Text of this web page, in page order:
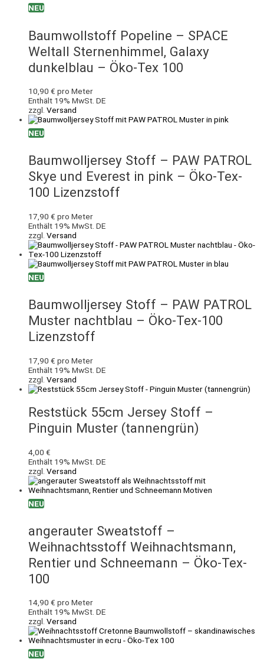
NEU
Baumwollstoff Popeline – SPACE
Weltall Sternenhimmel, Galaxy
dunkelblau – Öko-Tex 100
10,90 € pro Meter
Enthält 19% MwSt. DE
zzgl. Versand
NEU
Baumwolljersey Stoff – PAW PATROL
Skye und Everest in pink – Öko-Tex-
100 Lizenzstoff
17,90 € pro Meter
Enthält 19% MwSt. DE
zzgl. Versand
NEU
Baumwolljersey Stoff – PAW PATROL
Muster nachtblau – Öko-Tex-100
Lizenzstoff
17,90 € pro Meter
Enthält 19% MwSt. DE
zzgl. Versand
Reststück 55cm Jersey Stoff –
Pinguin Muster (tannengrün)
4,00 €
Enthält 19% MwSt. DE
zzgl. Versand
NEU
angerauter Sweatstoff –
Weihnachtsstoff Weihnachtsmann,
Rentier und Schneemann – Öko-Tex-
100
14,90 € pro Meter
Enthält 19% MwSt. DE
zzgl. Versand
NEU